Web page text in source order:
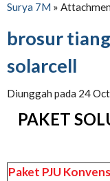
Surya 7M »
brosur
solarcell
Diunggah pada 24
PAKET
Paket PJU